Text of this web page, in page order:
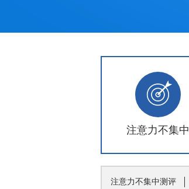
注意力不集中
注意力不集中测评